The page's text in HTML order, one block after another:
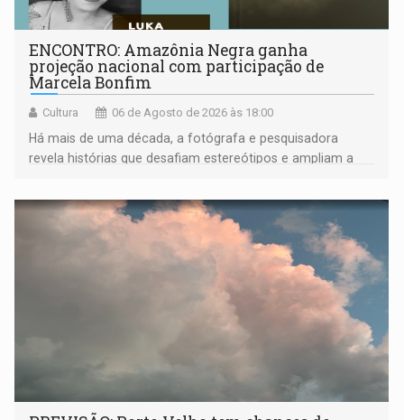
ENCONTRO: Amazônia Negra ganha
projeção nacional com participação de
Marcela Bonfim
Cultura 06 de Agosto de 2026 às 18:00
Há mais de uma década, a fotógrafa e pesquisadora
revela histórias que desafiam estereótipos e ampliam a
negras